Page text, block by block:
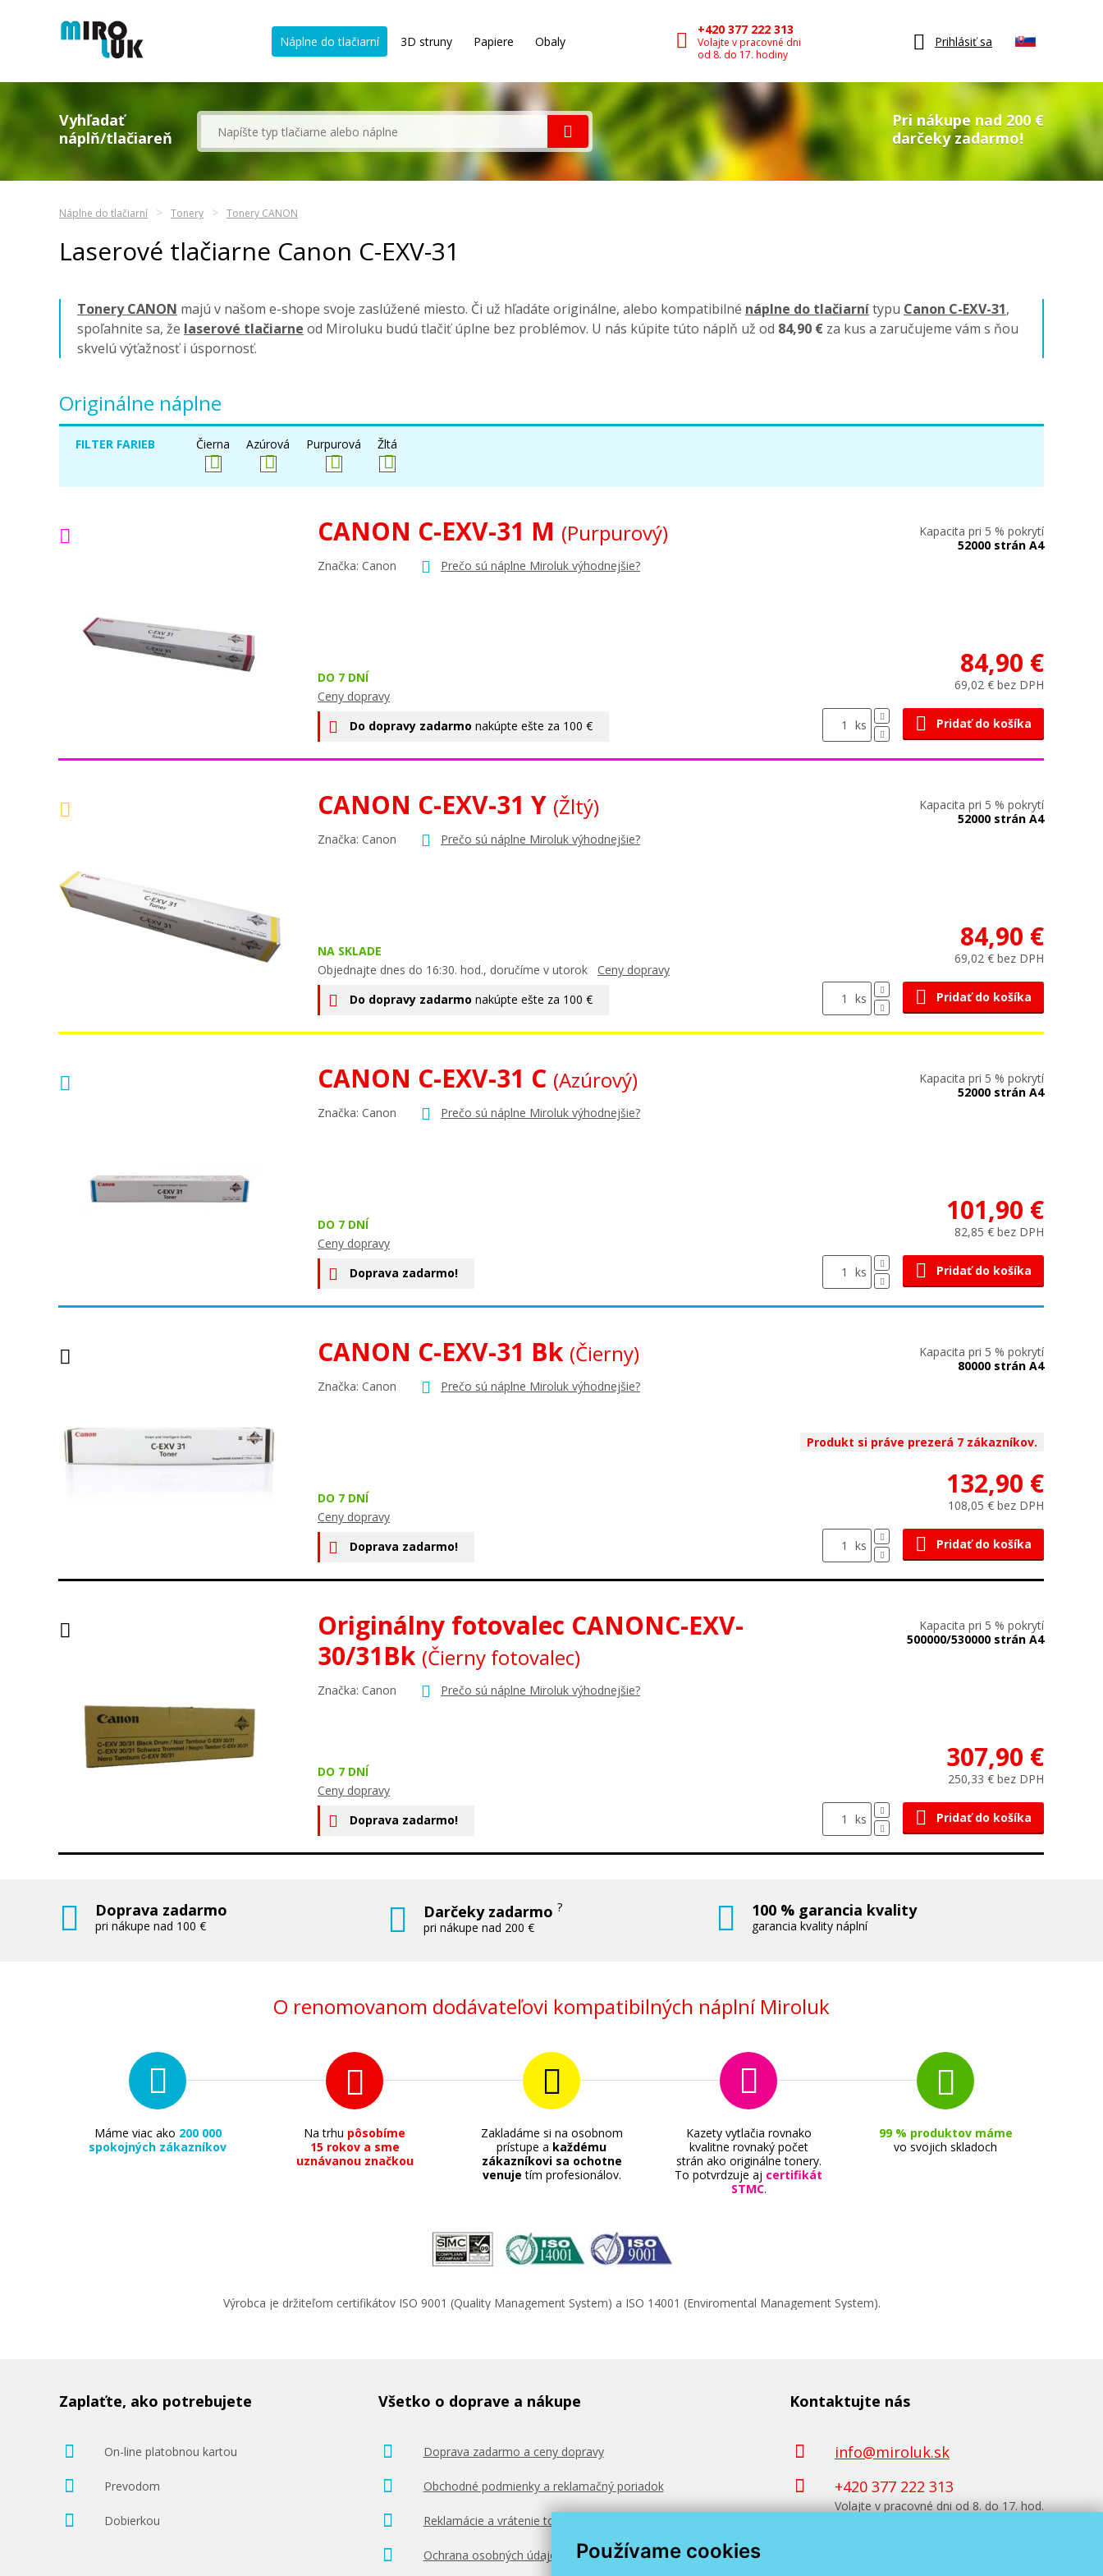
Používame cookies
Náplne do tlačiarní 3D struny Papiere Obaly
+420 377 222 313
Volajte v pracovné dni
od 8. do 17. hodiny
Prihlásiť sa
Vyhľadať
náplň/tlačiareň
Pri nákupe nad 200 €
darčeky zadarmo!
Náplne do tlačiarní Tonery Tonery CANON
Laserové tlačiarne Canon C-EXV-31
Tonery CANON majú v našom e-shope svoje zaslúžené miesto. Či už hľadáte originálne, alebo kompatibilné náplne do tlačiarnítypu Canon C-EXV-31,
spoľahnite sa, že laserové tlačiarne od Miroluku budú tlačiť úplne bez problémov. U nás kúpite túto náplň už od 84,90 € za kus a zaručujeme vám s ňou
skvelú výťažnosť i úspornosť.
Originálne náplne
FILTER FARIEB Čierna Azúrová Purpurová Žltá
CANON C-EXV-31 M (Purpurový)
Značka: Canon Prečo sú náplne Miroluk výhodnejšie?
DO 7 DNÍ
Ceny dopravy
Do dopravy zadarmo nakúpte ešte za 100 €
Kapacita pri 5 % pokrytí
52000 strán A4
84,90 €
69,02 € bez DPH
ks Pridať do košíka
CANON C-EXV-31 Y (Žltý)
Značka: Canon Prečo sú náplne Miroluk výhodnejšie?
NA SKLADE
Objednajte dnes do 16:30. hod., doručíme v utorok Ceny dopravy
Do dopravy zadarmo nakúpte ešte za 100 €
Kapacita pri 5 % pokrytí
52000 strán A4
84,90 €
69,02 € bez DPH
ks Pridať do košíka
CANON C-EXV-31 C (Azúrový)
Značka: Canon Prečo sú náplne Miroluk výhodnejšie?
DO 7 DNÍ
Ceny dopravy
Doprava zadarmo!
Kapacita pri 5 % pokrytí
52000 strán A4
101,90 €
82,85 € bez DPH
ks Pridať do košíka
CANON C-EXV-31 Bk (Čierny)
Značka: Canon Prečo sú náplne Miroluk výhodnejšie?
DO 7 DNÍ
Ceny dopravy
Doprava zadarmo!
Kapacita pri 5 % pokrytí
80000 strán A4
Produkt si práve prezerá 7 zákazníkov.
132,90 €
108,05 € bez DPH
ks Pridať do košíka
Originálny fotovalec CANONC-EXV-
30/31Bk (Čierny fotovalec)
Značka: Canon Prečo sú náplne Miroluk výhodnejšie?
DO 7 DNÍ
Ceny dopravy
Doprava zadarmo!
Kapacita pri 5 % pokrytí
500000/530000 strán A4
307,90 €
250,33 € bez DPH
ks Pridať do košíka
Doprava zadarmo
pri nákupe nad 100 €
Darčeky zadarmo?
pri nákupe nad 200 €
100 % garancia kvality
garancia kvality náplní
O renomovanom dodávateľovi kompatibilných náplní Miroluk
Máme viac ako 200 000
spokojných zákazníkov
Na trhu pôsobíme
15 rokov a sme
uznávanou značkou
Zakladáme si na osobnom
prístupe a každému
zákazníkovi sa ochotne
venuje tím profesionálov.
Kazety vytlačia rovnako
kvalitne rovnaký počet
strán ako originálne tonery.
To potvrdzuje aj certifikát
STMC.
99 % produktov máme
vo svojich skladoch
Výrobca je držiteľom certifikátov ISO 9001 (Quality Management System) a ISO 14001 (Enviromental Management System).
Zaplaťte, ako potrebujete
On-line platobnou kartou
Prevodom
Dobierkou
Všetko o doprave a nákupe
Doprava zadarmo a ceny dopravy
Obchodné podmienky a reklamačný poriadok
Reklamácie a vrátenie tovaru
Ochrana osobných údajov
Kontaktujte nás
info@miroluk.sk
+420 377 222 313
Volajte v pracovné dni od 8. do 17. hod.